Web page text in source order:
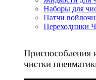
Наборы для
Патчи
Переходники
Приспособления
чистки